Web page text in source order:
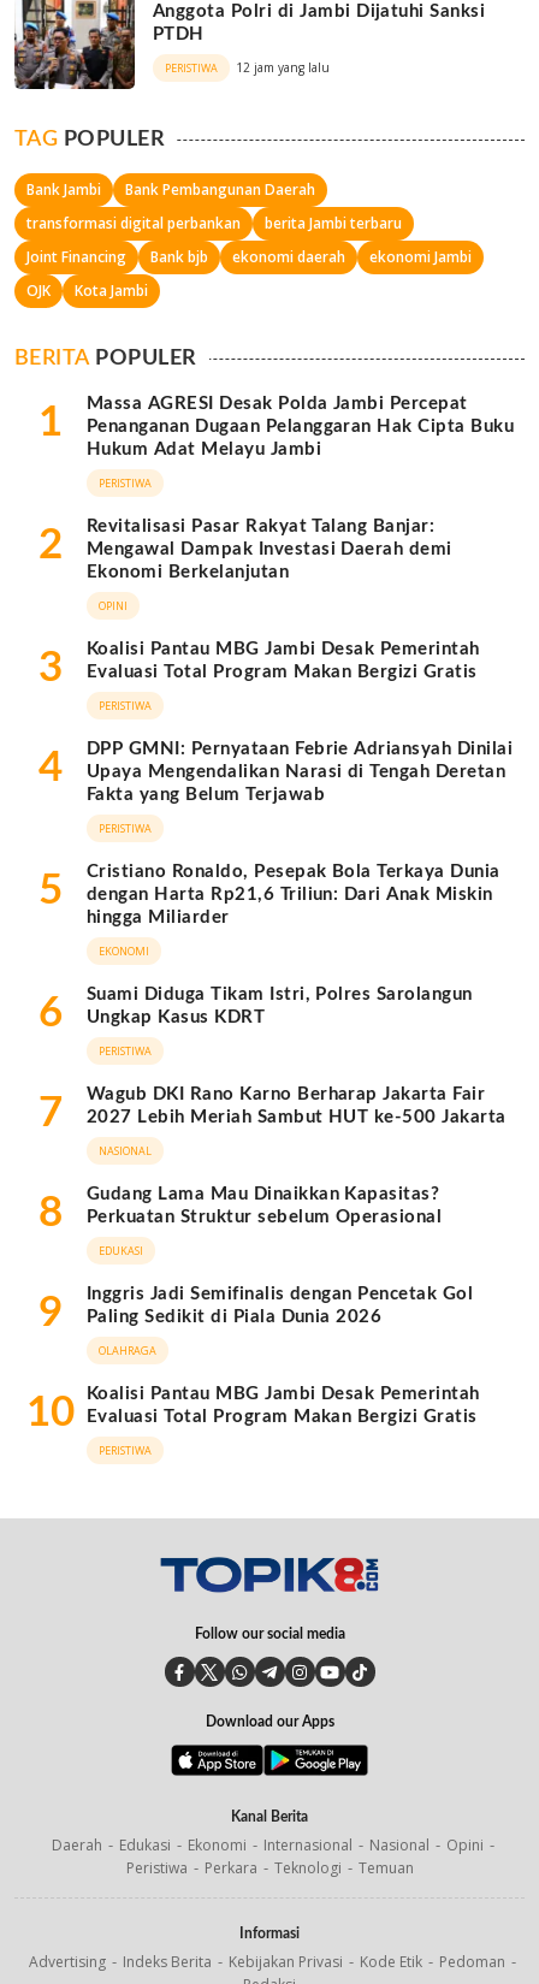
Anggota Polri di Jambi Dijatuhi Sanksi
PTDH
PERISTIWA 12 jam yang lalu
TAG POPULER
Bank Jambi
Bank Pembangunan Daerah
transformasi digital perbankan
berita Jambi terbaru
Joint Financing
Bank bjb ekonomi daerah
ekonomi Jambi
OJK
Kota Jambi
BERITAPOPULER
1
Massa AGRESI Desak Polda Jambi Percepat
Penanganan Dugaan Pelanggaran Hak Cipta Buku
Hukum Adat Melayu Jambi
PERISTIWA
2
Revitalisasi Pasar Rakyat Talang Banjar:
Mengawal Dampak Investasi Daerah demi
Ekonomi Berkelanjutan
OPINI
3
Koalisi Pantau MBG Jambi Desak Pemerintah
Evaluasi Total Program Makan Bergizi Gratis
PERISTIWA
4
DPP GMNI: Pernyataan Febrie Adriansyah Dinilai
Upaya Mengendalikan Narasi di Tengah Deretan
Fakta yang Belum Terjawab
PERISTIWA
5
Cristiano Ronaldo, Pesepak Bola Terkaya Dunia
dengan Harta Rp21,6 Triliun: Dari Anak Miskin
hingga Miliarder
EKONOMI
6
Suami Diduga Tikam Istri, Polres Sarolangun
Ungkap Kasus KDRT
PERISTIWA
7
Wagub DKI Rano Karno Berharap Jakarta Fair
2027 Lebih Meriah Sambut HUT ke-500 Jakarta
NASIONAL
8
Gudang Lama Mau Dinaikkan Kapasitas?
Perkuatan Struktur sebelum Operasional
EDUKASI
9
Inggris Jadi Semifinalis dengan Pencetak Gol
Paling Sedikit di Piala Dunia 2026
OLAHRAGA
10
Koalisi Pantau MBG Jambi Desak Pemerintah
Evaluasi Total Program Makan Bergizi Gratis
PERISTIWA
Follow our social media
Download our Apps
Kanal Berita
Daerah Edukasi Ekonomi Internasional Nasional
Opini
Peristiwa
Perkara Teknologi Temuan
Informasi
Advertising Indeks Berita Kebijakan Privasi Kode Etik
Pedoman